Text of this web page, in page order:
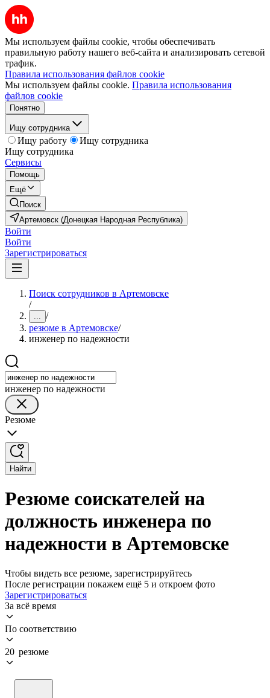
Мы используем файлы cookie, чтобы обеспечивать
правильную работу нашего веб-сайта и анализировать сетевой
трафик.
Правила использования файлов cookie
Мы используем файлы cookie. Правила использования
файлов cookie
Понятно
Ищу сотрудника
Ищу работу
Ищу сотрудника
Ищу сотрудника
Сервисы
Помощь
Ещё
Поиск
Артемовск (Донецкая Народная Республика)
Войти
Войти
Зарегистрироваться
Поиск сотрудников в Артемовске
/
... /
резюме в Артемовске/
инженер по надежности
инженер по надежности
Резюме
Найти
Резюме соискателей на
должность инженера по
надежности в Артемовске
Чтобы видеть все резюме, зарегистрируйтесь
После регистрации покажем ещё 5 и откроем фото
Зарегистрироваться
За всё время
По соответствию
20 резюме